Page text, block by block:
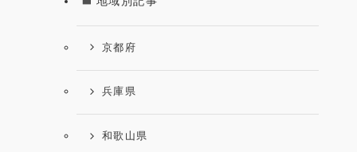
京都府
兵庫県
和歌山県